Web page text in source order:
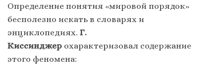
Определение понятия «мировой порядок»
бесполезно искать в словарях и
энциклопедиях. Г.
Киссинджер охарактеризовал содержание
этого феномена: